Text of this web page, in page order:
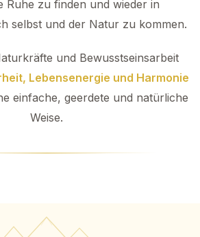
Ruhe zu finden und wieder in
selbst und der Natur zu kommen.
und Bewusstseinsarbeit
Lebensenergie und Harmonie
einfache, geerdete und natürliche
Weise.